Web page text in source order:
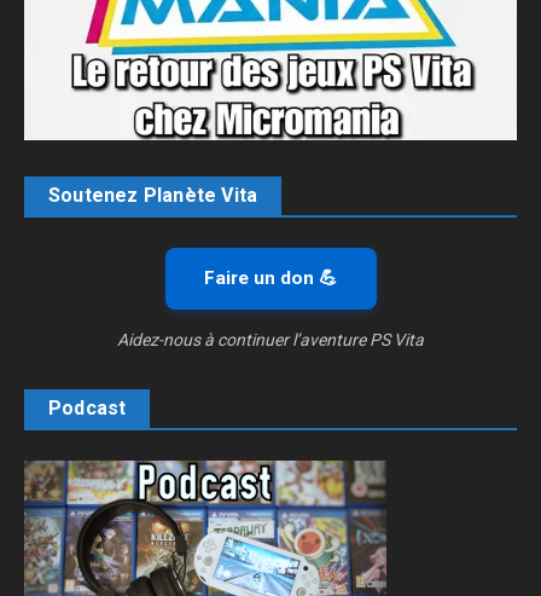
Soutenez Planète Vita
Faire un don 💪
Aidez-nous à continuer l’aventure PS Vita
Podcast